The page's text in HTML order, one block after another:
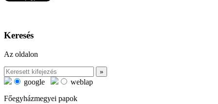
Keresés
Az oldalon
google
weblap
Főegyházmegyei papok